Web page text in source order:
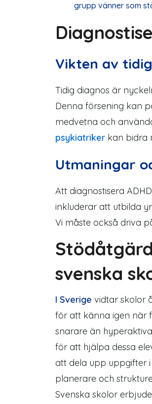
grupp vänner som
Vikten av
Tidig diagnos är
Denna försening kan
medvetna och
psykiatriker kan bidra
Utmaningar
Att diagnostisera
inkluderar att utbilda
Vi måste också driva
svenska
I Sverige vidtar skolor
för att känna igen när
snarare än
för att hjälpa dessa
att dela upp uppgifter
planerare och
Svenska skolor